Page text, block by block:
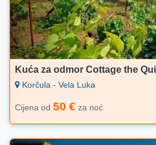
Kuća za odmor Cottage the
Korčula - Vela Luka
Cijena od 50 € za noć